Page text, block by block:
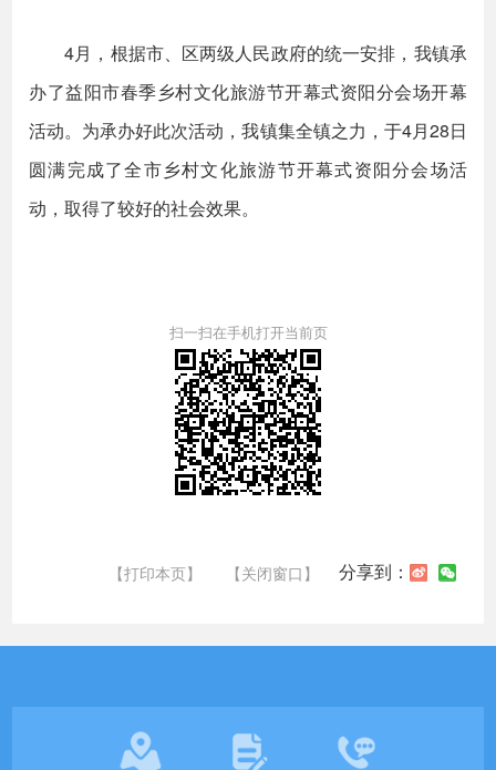
4月，根据市、区两级人民政府的统一安排，我镇承
办了益阳市春季乡村文化旅游节开幕式资阳分会场开幕
活动。为承办好此次活动，我镇集全镇之力，于4月28日
圆满完成了全市乡村文化旅游节开幕式资阳分会场活
动，取得了较好的社会效果。
扫一扫在手机打开当前页
【打印本页】 【关闭窗口】 分享到：